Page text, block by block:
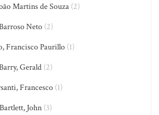
Martins de Souza (2)
Neto(2)
Francisco Paurillo (1)
Gerald (2)
Francesco(1)
Bartlett, John (3)